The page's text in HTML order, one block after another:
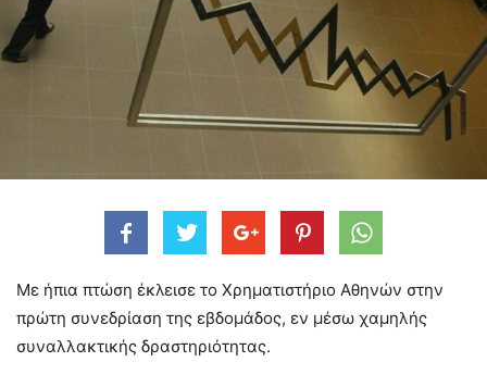
Με ήπια πτώση έκλεισε το Χρηματιστήριο Αθηνών στην
πρώτη συνεδρίαση της εβδομάδος, εν μέσω χαμηλής
συναλλακτικής δραστηριότητας.